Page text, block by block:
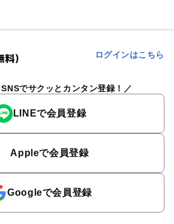
料) ログインはこちら
でサクッとカンタン登録！
LINEで会員登録
Appleで会員登録
Googleで会員登録